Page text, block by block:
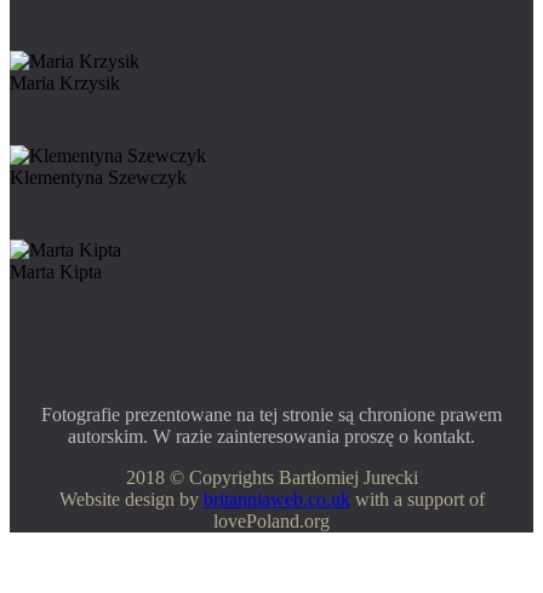
Maria Krzysik
Klementyna Szewczyk
Marta Kipta
Fotografie prezentowane na tej stronie są chronione prawem
autorskim. W razie zainteresowania proszę o kontakt.
2018 © Copyrights Bartłomiej Jurecki
Website design by britanniaweb.co.ukwith a support of
lovePoland.org